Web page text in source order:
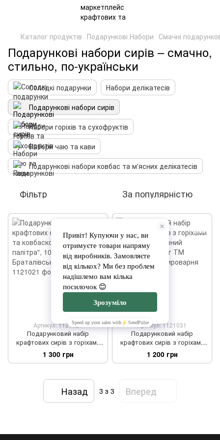
Каталог продуктів Подарункові Набори Смачні
Подарункові набори сирів – смачно,
стильно, по-українськи
Солодкі подарунки
Набори делікатесів
Подарункові набори сирів
Набори горіхів та сухофруктів
Набори чаю та кави
Подарункові набори ковбас та м'ясних делікатесів
Фільтр За популярністю
Артикул: 1121021
Подарунковий набір
крафтових сирів з горіхами
та ковбаскою "Сирна
палітра", 1000 г ТМ
1 300 грн
Артикул: 1121031
Подарунковий набір
крафтових сирів з горіхами
та джемом "Сирний
оксамит", 1200 г ТМ
1 200 грн
Назад 3 з 3 Вперед